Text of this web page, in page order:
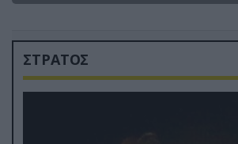
ΣΤΡΑΤΟΣ